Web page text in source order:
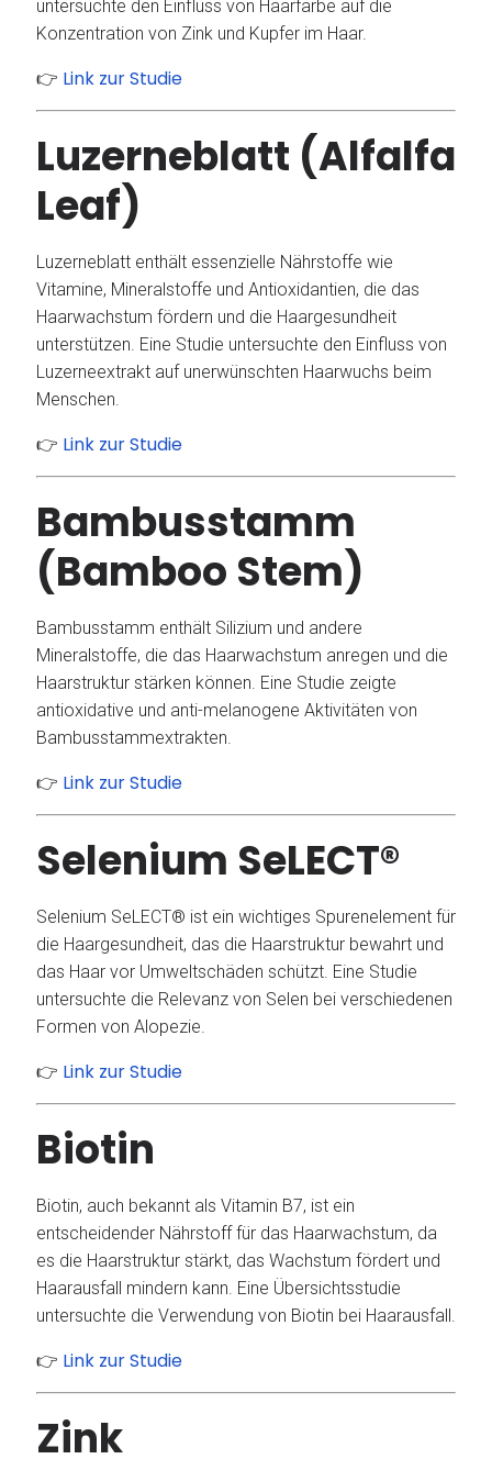
untersuchte den Einfluss von Haarfarbe auf die
Konzentration von Zink und Kupfer im Haar.
👉 Link zur Studie
Luzerneblatt (Alfalfa
Leaf)
Luzerneblatt enthält essenzielle Nährstoffe wie
Vitamine, Mineralstoffe und Antioxidantien, die das
Haarwachstum fördern und die Haargesundheit
unterstützen. Eine Studie untersuchte den Einfluss von
Luzerneextrakt auf unerwünschten Haarwuchs beim
Menschen.
👉 Link zur Studie
Bambusstamm
(Bamboo Stem)
Bambusstamm enthält Silizium und andere
Mineralstoffe, die das Haarwachstum anregen und die
Haarstruktur stärken können. Eine Studie zeigte
antioxidative und anti-melanogene Aktivitäten von
Bambusstammextrakten.
👉 Link zur Studie
Selenium SeLECT®
Selenium SeLECT® ist ein wichtiges Spurenelement für
die Haargesundheit, das die Haarstruktur bewahrt und
das Haar vor Umweltschäden schützt. Eine Studie
untersuchte die Relevanz von Selen bei verschiedenen
Formen von Alopezie.
👉 Link zur Studie
Biotin
Biotin, auch bekannt als Vitamin B7, ist ein
entscheidender Nährstoff für das Haarwachstum, da
es die Haarstruktur stärkt, das Wachstum fördert und
Haarausfall mindern kann. Eine Übersichtsstudie
untersuchte die Verwendung von Biotin bei Haarausfall.
👉 Link zur Studie
Zink